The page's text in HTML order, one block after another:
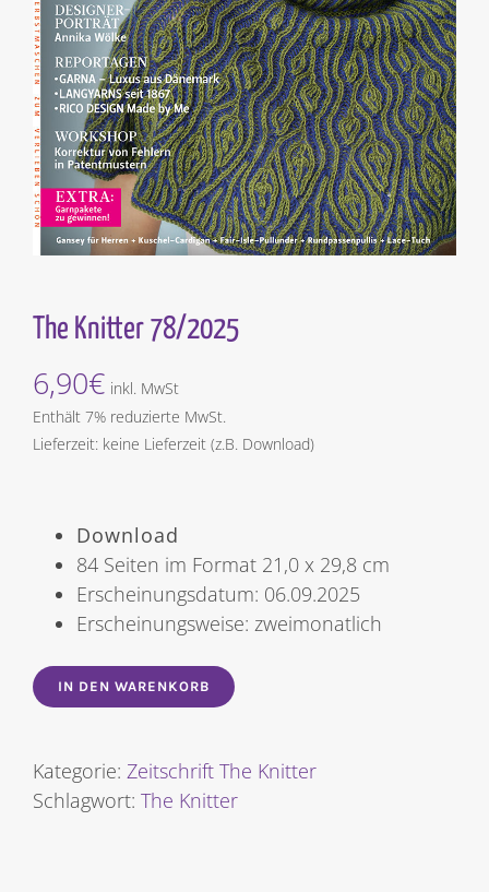
The Knitter 78/2025
6,90€ inkl. MwSt
Enthält 7% reduzierte MwSt.
Lieferzeit: keine Lieferzeit (z.B. Download)
Download
84 Seiten im Format 21,0 x 29,8 cm
Erscheinungsdatum: 06.09.2025
Erscheinungsweise: zweimonatlich
IN DEN WARENKORB
Kategorie: Zeitschrift The Knitter
Schlagwort: The Knitter